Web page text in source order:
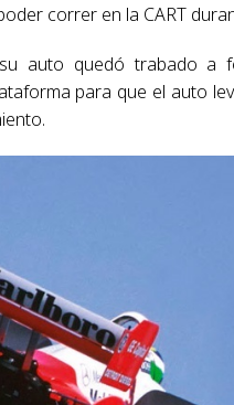
correr en la CART
auto quedó trabado a
para que el auto